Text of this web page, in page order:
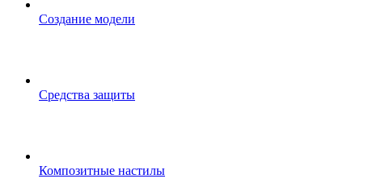
Создание модели
Средства защиты
Композитные настилы